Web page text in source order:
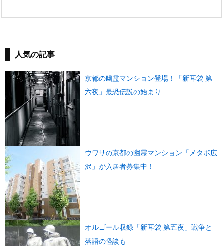
人気の記事
京都の幽霊マンション登場！「新耳袋 第
六夜」最恐伝説の始まり
ウワサの京都の幽霊マンション「メタボ広
沢」が入居者募集中！
オルゴール収録「新耳袋 第五夜」戦争と
落語の怪談も